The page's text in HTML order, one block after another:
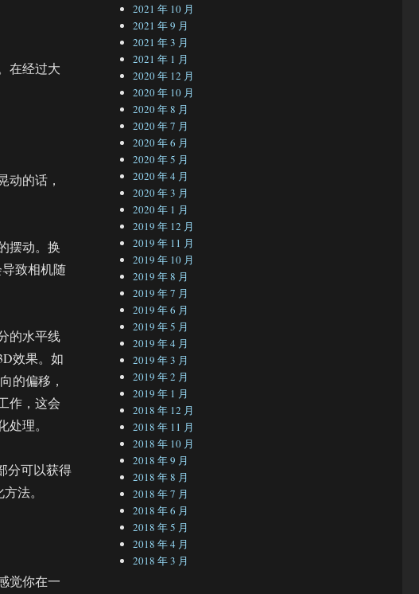
在经过大
动的话，
摆动。换
致相机随
的水平线
效果。如
的偏移，
作，这会
理。
分可以获得
法。
觉你在一
2021 年 10 月
2021 年 9 月
2021 年 3 月
2021 年 1 月
2020 年 12 月
2020 年 10 月
2020 年 8 月
2020 年 7 月
2020 年 6 月
2020 年 5 月
2020 年 4 月
2020 年 3 月
2020 年 1 月
2019 年 12 月
2019 年 11 月
2019 年 10 月
2019 年 8 月
2019 年 7 月
2019 年 6 月
2019 年 5 月
2019 年 4 月
2019 年 3 月
2019 年 2 月
2019 年 1 月
2018 年 12 月
2018 年 11 月
2018 年 10 月
2018 年 9 月
2018 年 8 月
2018 年 7 月
2018 年 6 月
2018 年 5 月
2018 年 4 月
2018 年 3 月